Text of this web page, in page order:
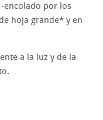
encolado por los
hoja grande* y en
a la luz y de la